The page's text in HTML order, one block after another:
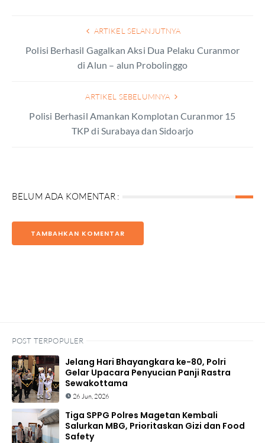
ARTIKEL SELANJUTNYA
Polisi Berhasil Gagalkan Aksi Dua Pelaku Curanmor
di Alun – alun Probolinggo
ARTIKEL SEBELUMNYA
Polisi Berhasil Amankan Komplotan Curanmor 15
TKP di Surabaya dan Sidoarjo
BELUM ADA KOMENTAR :
TAMBAHKAN KOMENTAR
POST TERPOPULER
Jelang Hari Bhayangkara ke-80, Polri
Gelar Upacara Penyucian Panji Rastra
Sewakottama
26 Jun, 2026
Tiga SPPG Polres Magetan Kembali
Salurkan MBG, Prioritaskan Gizi dan Food
Safety